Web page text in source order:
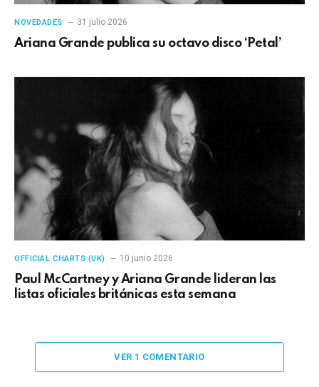
NOVEDADES 31 julio 2026
Ariana Grande publica su octavo disco ‘Petal’
OFFICIAL CHARTS (UK) 10 junio 2026
Paul McCartney y Ariana Grande lideran las
listas oficiales británicas esta semana
VER 1 COMENTARIO